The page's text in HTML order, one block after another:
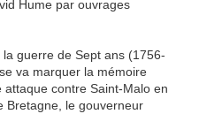
Hume par ouvrages
guerre de Sept ans (1756-
va marquer la mémoire
attaque contre Saint-Malo en
Bretagne, le gouverneur